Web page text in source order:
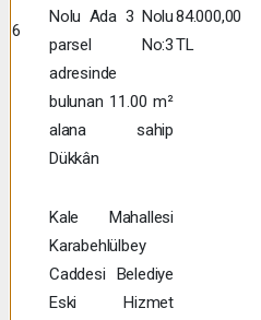
6
Nolu Ada 3 Nolu
parsel No:3
adresinde
bulunan 11.00 m²
alana sahip
Dükkân
84.000,00
TL
Kale Mahallesi
Karabehlülbey
Caddesi Belediye
Eski Hizmet